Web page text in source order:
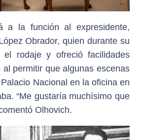
a la función al expresidente,
Obrador, quien durante su
el rodaje y ofreció facilidades
al permitir que algunas escenas
Nacional en la oficina en
“Me gustaría muchísimo que
Olhovich.